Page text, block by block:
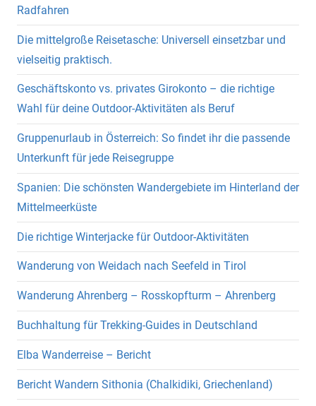
Radfahren
Die mittelgroße Reisetasche: Universell einsetzbar und
vielseitig praktisch.
Geschäftskonto vs. privates Girokonto – die richtige
Wahl für deine Outdoor-Aktivitäten als Beruf
Gruppenurlaub in Österreich: So findet ihr die passende
Unterkunft für jede Reisegruppe
Spanien: Die schönsten Wandergebiete im Hinterland der
Mittelmeerküste
Die richtige Winterjacke für Outdoor-Aktivitäten
Wanderung von Weidach nach Seefeld in Tirol
Wanderung Ahrenberg – Rosskopfturm – Ahrenberg
Buchhaltung für Trekking-Guides in Deutschland
Elba Wanderreise – Bericht
Bericht Wandern Sithonia (Chalkidiki, Griechenland)